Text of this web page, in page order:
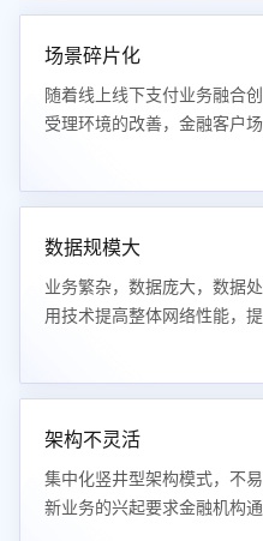
场景碎片化
随着线上线下支付业务融合
受理环境的改善，金融客户
数据规模大
业务繁杂，数据庞大，数据
用技术提高整体网络性能，
架构不灵活
集中化竖井型架构模式，不
新业务的兴起要求金融机构